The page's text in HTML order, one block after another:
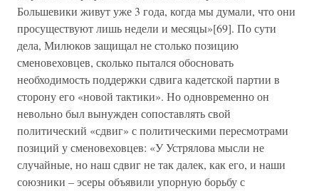
Большевики живут уже 3 года, когда мы думали, что они
просуществуют лишь недели и месяцы»[69]. По сути
дела, Милюков защищал не столько позицию
сменовеховцев, сколько пытался обосновать
необходимость поддержки сдвига кадетской партии в
сторону его «новой тактики». Но одновременно он
невольно был вынужден сопоставлять свой
политический «сдвиг» с политическими пересмотрами
позиций у сменовеховцев: «У Устрялова мысли не
случайные, но наш сдвиг не так далек, как его, и наши
союзники – эсеры объявили упорную борьбу с